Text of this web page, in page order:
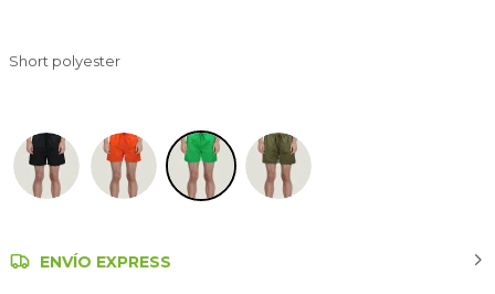
Short polyester
ENVÍO EXPRESS